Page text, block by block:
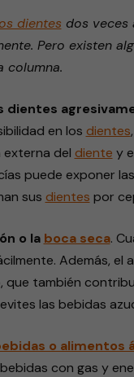
dientes dos veces
Pero existen
columna.
dientes
en los dientes
externa del diente y
puede exponer
sus dientes por
o la boca seca.
Además, el
que también
las bebidas
o alimentos
con gas y